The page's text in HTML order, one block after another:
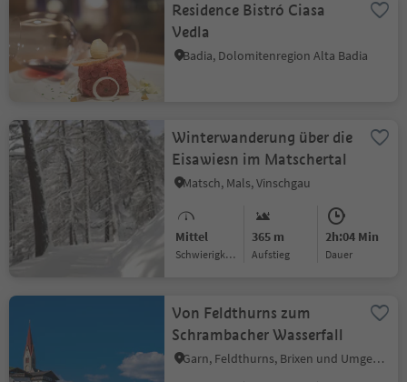
Residence Bistró Ciasa
Vedla
Badia, Dolomitenregion Alta Badia
Winterwanderung über die
Eisawiesn im Matschertal
Matsch, Mals, Vinschgau
Mittel
Schwierigkeitsgrad
365 m
Aufstieg
2h:04 Min
Dauer
Von Feldthurns zum
Schrambacher Wasserfall
Garn, Feldthurns, Brixen und Umgebung